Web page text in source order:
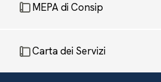
MEPA di Consip
Carta dei Servizi